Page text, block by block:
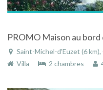
Saint-Michel-d'Euzet (6 km),
Villa
2 chambres